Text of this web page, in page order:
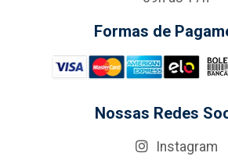
Formas de
Nossas Redes
Instagram